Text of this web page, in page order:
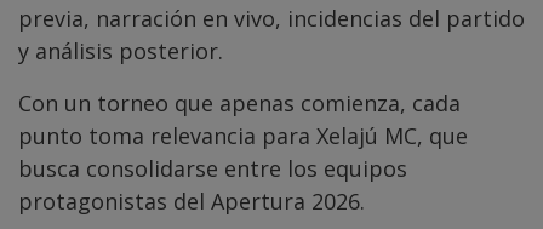
previa, narración en vivo, incidencias del partido
y análisis posterior.
Con un torneo que apenas comienza, cada
punto toma relevancia para Xelajú MC, que
busca consolidarse entre los equipos
protagonistas del Apertura 2026.